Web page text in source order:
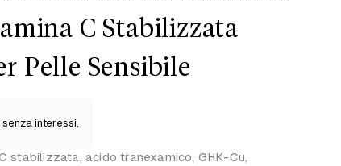
C Stabilizzata
Pelle Sensibile
senza interessi.
stabilizzata, acido tranexamico, GHK-Cu,